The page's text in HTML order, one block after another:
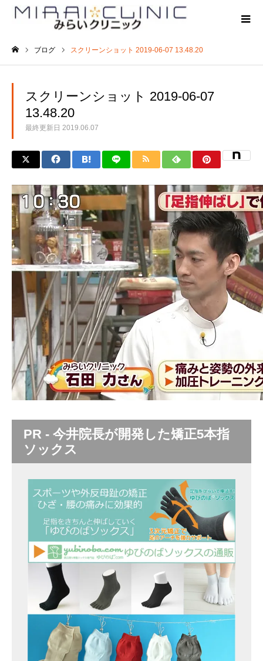
ブログ スクリーンショット 2019-06-07 13.48.20
スクリーンショット 2019-06-07
13.48.20
最終更新日 2019.06.07
PR - 今井院長が開発した矯正5本指
ソックス